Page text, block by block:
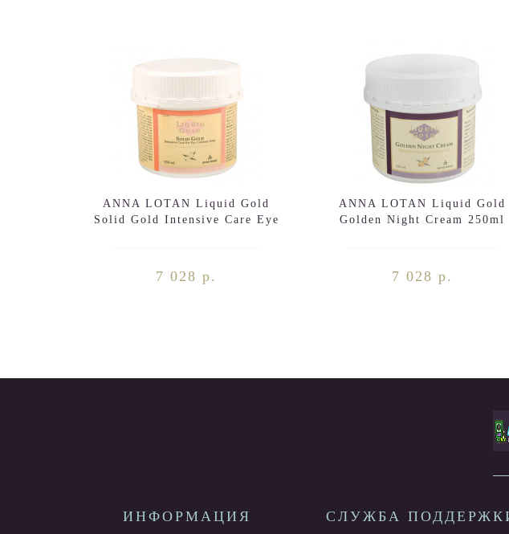
ANNA LOTAN Liquid Gold
Solid Gold Intensive Care Eye
7 028 р.
ANNA LOTAN Liquid Gold
Golden Night Cream 250ml
7 028 р.
ИНФОРМАЦИЯ СЛУЖБА